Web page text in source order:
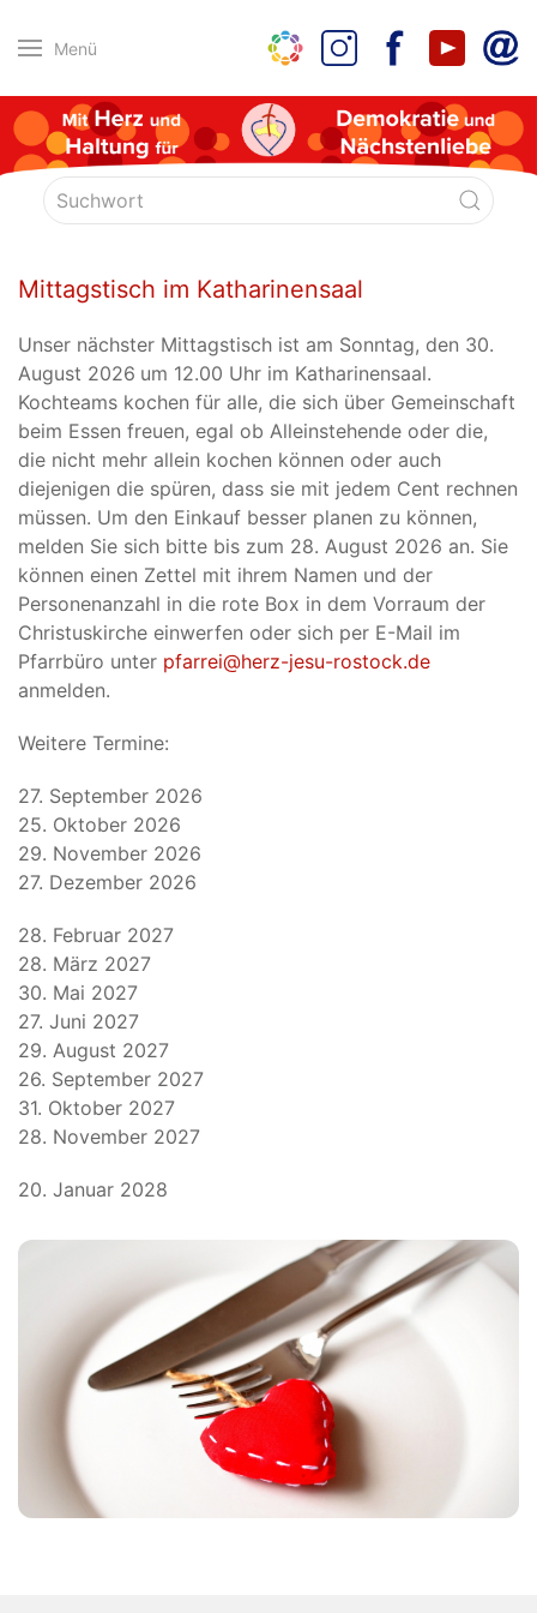
Menü
Mittagstisch im Katharinensaal
Unser nächster Mittagstisch ist am Sonntag, den 30.
August 2026 um 12.00 Uhr im Katharinensaal.
Kochteams kochen für alle, die sich über Gemeinschaft
beim Essen freuen, egal ob Alleinstehende oder die,
die nicht mehr allein kochen können oder auch
diejenigen die spüren, dass sie mit jedem Cent rechnen
müssen. Um den Einkauf besser planen zu können,
melden Sie sich bitte bis zum 28. August 2026 an. Sie
können einen Zettel mit ihrem Namen und der
Personenanzahl in die rote Box in dem Vorraum der
Christuskirche einwerfen oder sich per E-Mail im
Pfarrbüro unter pfarrei@herz-jesu-rostock.de
anmelden.
Weitere Termine:
27. September 2026
25. Oktober 2026
29. November 2026
27. Dezember 2026
28. Februar 2027
28. März 2027
30. Mai 2027
27. Juni 2027
29. August 2027
26. September 2027
31. Oktober 2027
28. November 2027
20. Januar 2028